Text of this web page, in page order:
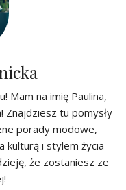
Mam na imię Paulina,
Znajdziesz tu pomysły
porady modowe,
kulturą i stylem życia
że zostaniesz ze